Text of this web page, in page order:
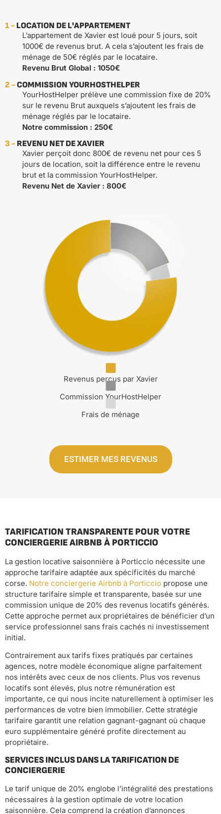
1 - LOCATION DE L'APPARTEMENT
L’appartement de Xavier est loué pour 5 jours, soit
1000€ de revenus brut. A cela s’ajoutent les frais de
ménage de 50€ réglés par le locataire.
Revenu Brut Global : 1050€
2 -COMMISSION YOURHOSTHELPER
YourHostHelper prélève une commission fixe de 20%
sur le revenu Brut auxquels s’ajoutent les frais de
ménage réglés par le locataire.
Notre commission : 250€
3 - REVENU NET DE XAVIER
Xavier perçoit donc 800€ de revenu net pour ces 5
jours de location, soit la différence entre le revenu
brut et la commission YourHostHelper.
Revenu Net de Xavier : 800€
Revenus perçus par Xavier
Commission YourHostHelper
Frais de ménage
ESTIMER MES REVENUS
TARIFICATION TRANSPARENTE POUR VOTRE
CONCIERGERIE AIRBNB À PORTICCIO
La gestion locative saisonnière à Porticcio nécessite une
approche tarifaire adaptée aux spécificités du marché
corse. Notre conciergerie Airbnb à Porticcio propose une
structure tarifaire simple et transparente, basée sur une
commission unique de 20% des revenus locatifs générés.
Cette approche permet aux propriétaires de bénéficier d’un
service professionnel sans frais cachés ni investissement
initial.
Contrairement aux tarifs fixes pratiqués par certaines
agences, notre modèle économique aligne parfaitement
nos intérêts avec ceux de nos clients. Plus vos revenus
locatifs sont élevés, plus notre rémunération est
importante, ce qui nous incite naturellement à optimiser les
performances de votre bien immobilier. Cette stratégie
tarifaire garantit une relation gagnant-gagnant où chaque
euro supplémentaire généré profite directement au
propriétaire.
SERVICES INCLUS DANS LA TARIFICATION DE
CONCIERGERIE
Le tarif unique de 20% englobe l’intégralité des prestations
nécessaires à la gestion optimale de votre location
saisonnière. Cela comprend la création d’annonces